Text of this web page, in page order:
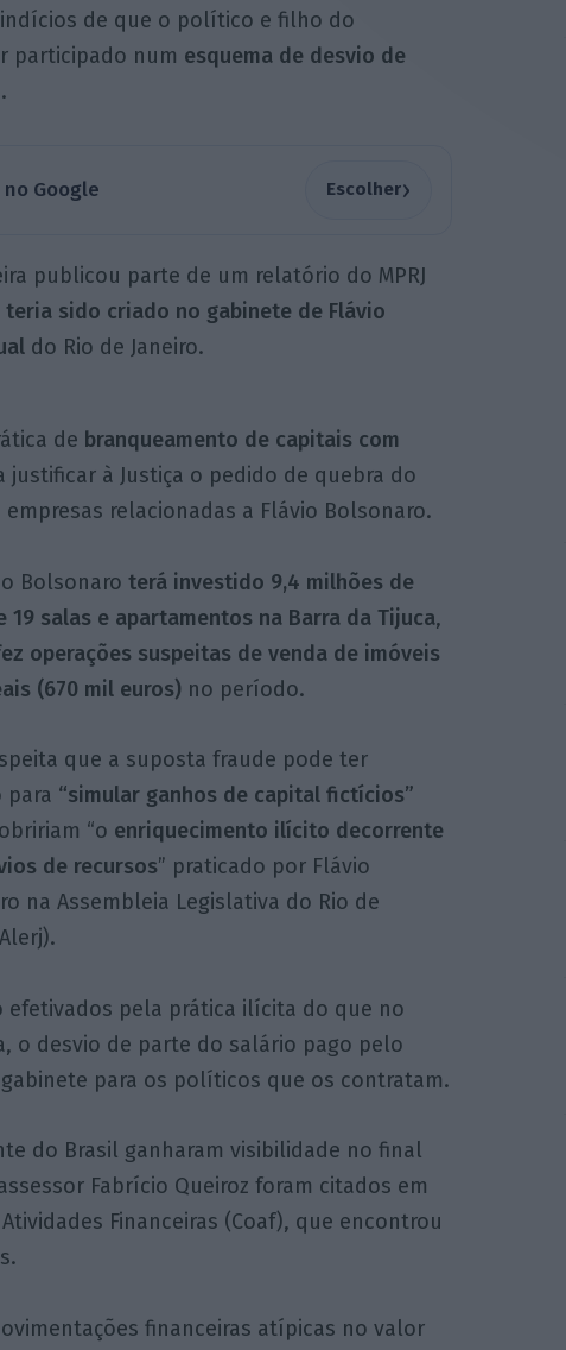
de que o político e filho do
participado num esquema de desvio de
Google Escolher›
publicou parte de um relatório do MPRJ
teria sido criado no gabinete de Flávio
do Rio de Janeiro.
de branqueamento de capitais com
à Justiça o pedido de quebra do
relacionadas a Flávio Bolsonaro.
Bolsonaro terá investido 9,4 milhões de
salas e apartamentos na Barra da Tijuca,
operações suspeitas de venda de imóveis
(670 mil euros) no período.
que a suposta fraude pode ter
para “simular ganhos de capital fictícios”
“o enriquecimento ilícito decorrente
de recursos” praticado por Flávio
na Assembleia Legislativa do Rio de
efetivados pela prática ilícita do que no
o desvio de parte do salário pago pelo
para os políticos que os contratam.
do Brasil ganharam visibilidade no final
Fabrício Queiroz foram citados em
Financeiras (Coaf), que encontrou
financeiras atípicas no valor